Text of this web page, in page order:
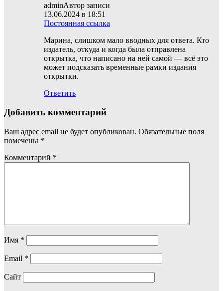
adminАвтор записи
13.06.2024 в 18:51
Постоянная ссылка
Марина, слишком мало вводных для ответа. Кто
издатель, откуда и когда была отправлена
открытка, что написано на ней самой — всё это
может подсказать временные рамки издания
открытки.
Ответить
Добавить комментарий
Ваш адрес email не будет опубликован. Обязательные поля
помечены *
Комментарий *
Имя *
Email *
Сайт